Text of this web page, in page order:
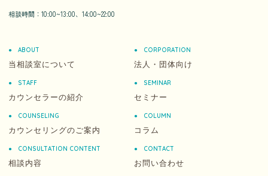
相談時間：10:00~13:00、14:00~22:00
ABOUT
当相談室について
STAFF
カウンセラーの紹介
COUNSELING
カウンセリングのご案内
CONSULTATION CONTENT
相談内容
CORPORATION
法人・団体向け
SEMINAR
セミナー
COLUMN
コラム
CONTACT
お問い合わせ